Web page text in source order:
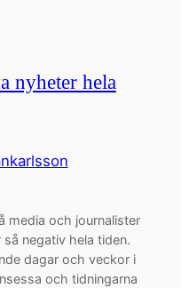
nyheter hela
media och journalister
negativ hela tiden.
dagar och veckor i
och tidningarna